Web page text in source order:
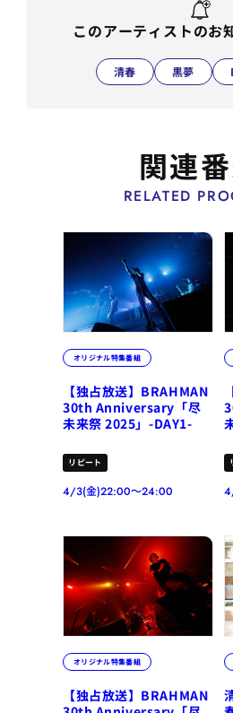
このアーティストのお
清春 黒夢
関連
RELATED
オリジナル特集番組
【独占放送】BRAHMAN
30th Anniversary「尽
未来祭 2025」-DAY1-
リピート
4/3(金)22:00～24:00
オリジナル特集番組
【独占放送】BRAHMAN